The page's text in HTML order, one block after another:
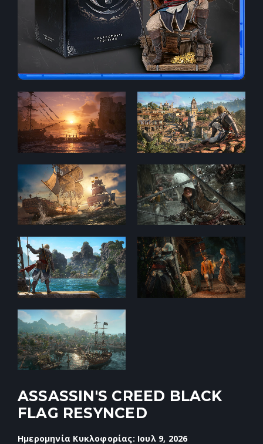
ASSASSIN'S CREED BLACK
FLAG RESYNCED
Ημερομηνία Κυκλοφορίας: Ιουλ 9, 2026